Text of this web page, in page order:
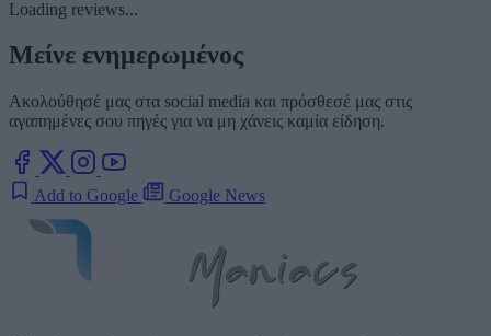
Loading reviews...
Μείνε ενημερωμένος
Ακολούθησέ μας στα social media και πρόσθεσέ μας στις
αγαπημένες σου πηγές για να μη χάνεις καμία είδηση.
Add to Google Google News